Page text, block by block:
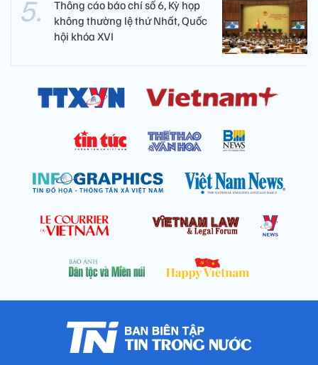
Thông cáo báo chí số 6, Kỳ họp
không thường lệ thứ Nhất, Quốc
hội khóa XVI